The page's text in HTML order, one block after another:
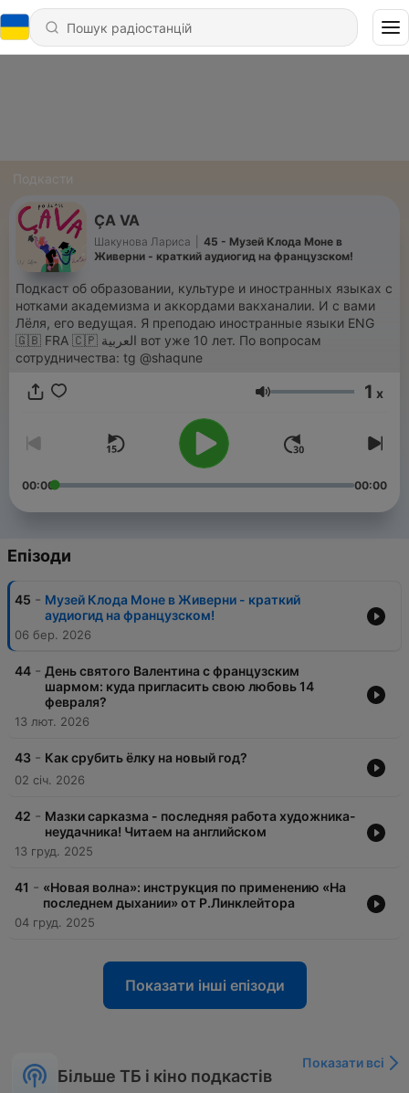
Подкасти
ÇA VA
Шакунова Лариса
45 - Музей Клода Моне в
Живерни - краткий аудиогид на французском!
Подкаст об образовании, культуре и иностранных языках с
нотками академизма и аккордами вакханалии. И с вами
Лёля, его ведущая. Я преподаю иностранные языки ENG
🇬🇧 FRA 🇨🇵 العربية вот уже 10 лет. По вопросам
сотрудничества: tg @shaqune
Гучність 1 x
00:00 00:00
Епізоди
45 - Музей Клода Моне в Живерни - краткий
аудиогид на французском!
06 бер. 2026
44 - День святого Валентина с французским
шармом: куда пригласить свою любовь 14
февраля?
13 лют. 2026
43 - Как срубить ёлку на новый год?
02 січ. 2026
42 - Мазки сарказма - последняя работа художника-
неудачника! Читаем на английском
13 груд. 2025
41 - «Новая волна»: инструкция по применению «На
последнем дыхании» от Р.Линклейтора
04 груд. 2025
Показати інші епізоди
Більше ТБ і кіно подкастів
Показати всі